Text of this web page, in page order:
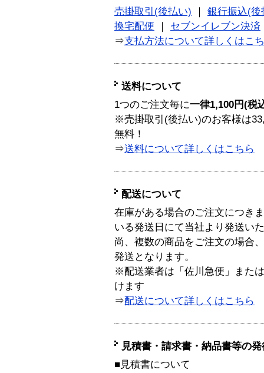
売掛取引(後払い)
銀行振込(後
換宅配便
セブンイレブン決済
⇒支払方法について詳しくはこ
送料について
1つのご注文毎に一律1,100円(税
※売掛取引(後払い)のお客様は
無料！
⇒送料について詳しくはこちら
配送について
在庫がある場合のご注文につき
いる発送日にて当社より発送い
尚、複数の商品をご注文の場合
発送となります。
※配送業者は「佐川急便」また
けます
⇒配送について詳しくはこちら
見積書・請求書・納品書等の
■見積書について